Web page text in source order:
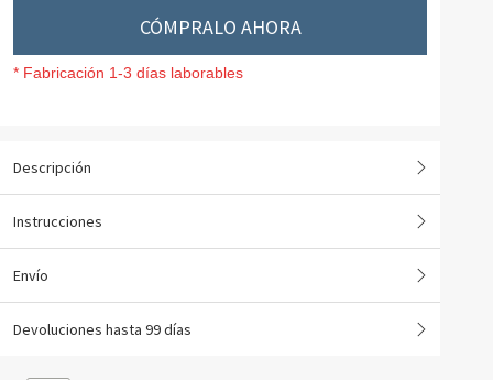
CÓMPRALO AHORA
* Fabricación 1-3 días laborables
Descripción
Instrucciones
Envío
Devoluciones hasta 99 días